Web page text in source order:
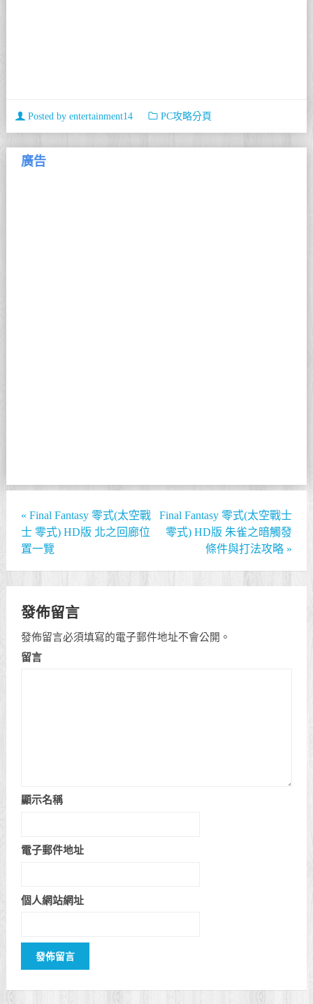
Posted by entertainment14 PC攻略分頁
廣告
« Final Fantasy 零式(太空戰
士 零式) HD版 北之回廊位
置一覽
Final Fantasy 零式(太空戰士
零式) HD版 朱雀之暗觸發
條件與打法攻略 »
發佈留言
發佈留言必須填寫的電子郵件地址不會公開。
留言
顯示名稱
電子郵件地址
個人網站網址